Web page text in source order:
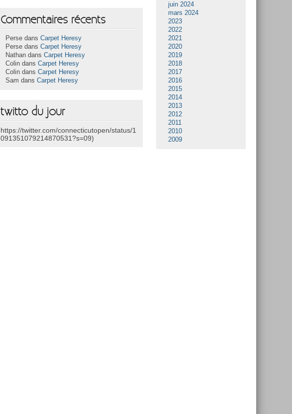
Commentaires récents
Perse dansCarpet Heresy
Perse dansCarpet Heresy
Nathan dansCarpet Heresy
Colin dansCarpet Heresy
Colin dansCarpet Heresy
Sam dansCarpet Heresy
twitto du jour
https://twitter.com/connecticutopen/status/1
091351079214870531?s=09)
juin 2024
mars 2024
2023
2022
2021
2020
2019
2018
2017
2016
2015
2014
2013
2012
2011
2010
2009